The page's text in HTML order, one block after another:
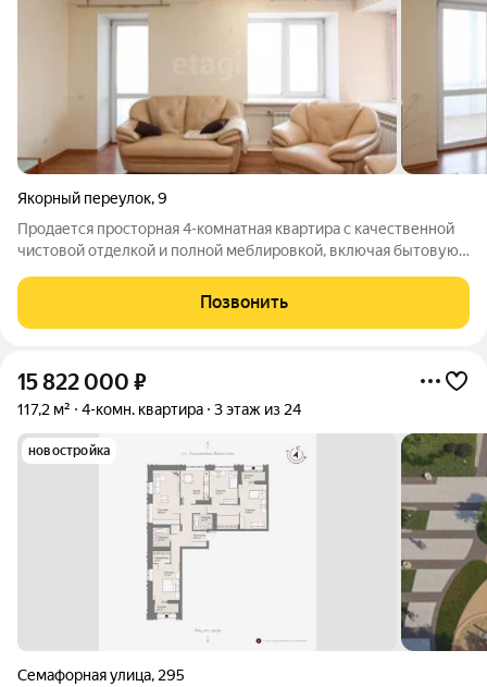
Якорный переулок,9
Продается просторная 4-комнатная квартира с качественной
чистовой отделкой и полной меблировкой, включая бытовую
вас никогда не возникнет проблем с парковкой, оно
охраняемое и под камерами.
Позвонить
15 822 000 ₽
117,2 м² 4-комн. квартира 3 этаж из 24
новостройка
Семафорная улица, 295